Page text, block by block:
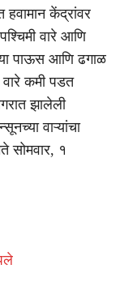
हवामान केंद्रांवर
वारे आणि
पाऊस आणि ढगाळ
कमी पडत
झालेली
वाऱ्यांचा
सोमवार, १